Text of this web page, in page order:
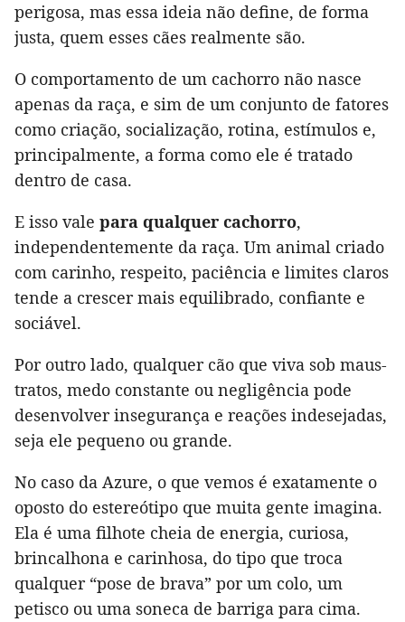
perigosa, mas essa ideia não define, de forma
justa, quem esses cães realmente são.
O comportamento de um cachorro não nasce
apenas da raça, e sim de um conjunto de fatores
como criação, socialização, rotina, estímulos e,
principalmente, a forma como ele é tratado
dentro de casa.
E isso vale para qualquer cachorro,
independentemente da raça. Um animal criado
com carinho, respeito, paciência e limites claros
tende a crescer mais equilibrado, confiante e
sociável.
Por outro lado, qualquer cão que viva sob maus-
tratos, medo constante ou negligência pode
desenvolver insegurança e reações indesejadas,
seja ele pequeno ou grande.
No caso da Azure, o que vemos é exatamente o
oposto do estereótipo que muita gente imagina.
Ela é uma filhote cheia de energia, curiosa,
brincalhona e carinhosa, do tipo que troca
qualquer “pose de brava” por um colo, um
petisco ou uma soneca de barriga para cima.